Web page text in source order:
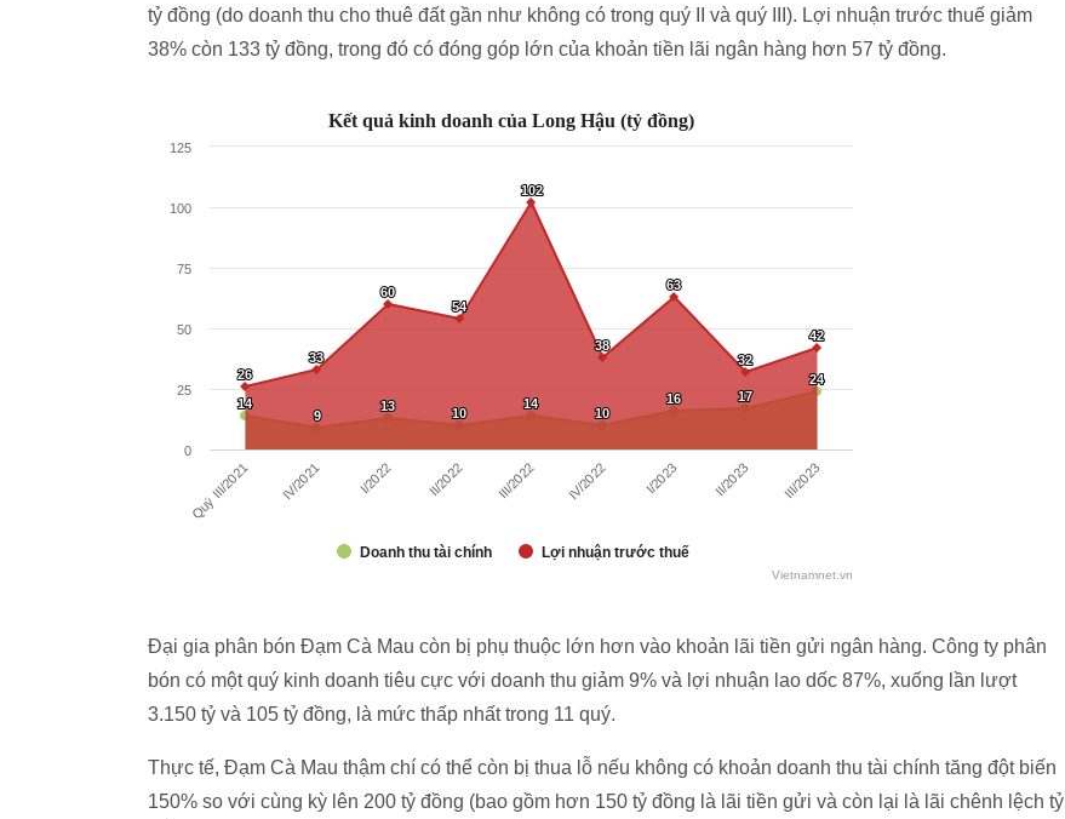
tỷ đồng (do doanh thu cho thuê đất gần như không có trong quý II và quý III). Lợi nhuận trước thuế giảm
38% còn 133 tỷ đồng, trong đó có đóng góp lớn của khoản tiền lãi ngân hàng hơn 57 tỷ đồng.
Đại gia phân bón Đạm Cà Mau còn bị phụ thuộc lớn hơn vào khoản lãi tiền gửi ngân hàng. Công ty phân
bón có một quý kinh doanh tiêu cực với doanh thu giảm 9% và lợi nhuận lao dốc 87%, xuống lần lượt
3.150 tỷ và 105 tỷ đồng, là mức thấp nhất trong 11 quý.
Thực tế, Đạm Cà Mau thậm chí có thể còn bị thua lỗ nếu không có khoản doanh thu tài chính tăng đột biến
150% so với cùng kỳ lên 200 tỷ đồng (bao gồm hơn 150 tỷ đồng là lãi tiền gửi và còn lại là lãi chênh lệch tỷ